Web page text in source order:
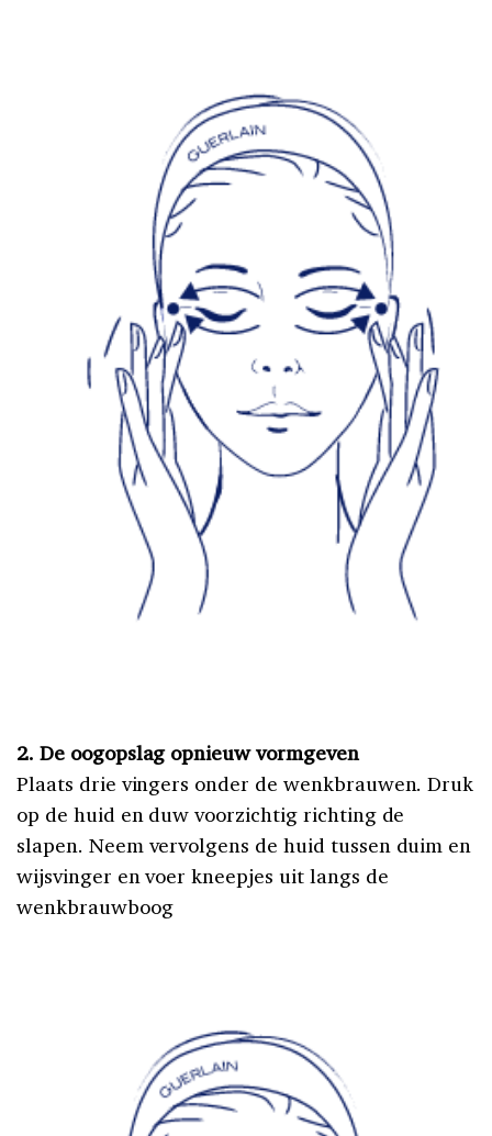
2. De oogopslag opnieuw vormgeven
Plaats drie vingers onder de wenkbrauwen. Druk
op de huid en duw voorzichtig richting de
slapen. Neem vervolgens de huid tussen duim en
wijsvinger en voer kneepjes uit langs de
wenkbrauwboog